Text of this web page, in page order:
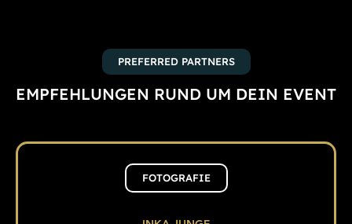
PREFERRED PARTNERS
EMPFEHLUNGEN RUND UM DEIN EVENT
FOTOGRAFIE